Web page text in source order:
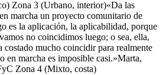
Zona 3 (Urbano, interior)«Da las
marcha un proyecto comunitario de
es la aplicación, la aplicabilidad, porque
no coincidimos luego; o sea, ella,
mucho coincidir para realmente
en marcha es imposible casi.»Marta,
Zona 4 (Mixto, costa)